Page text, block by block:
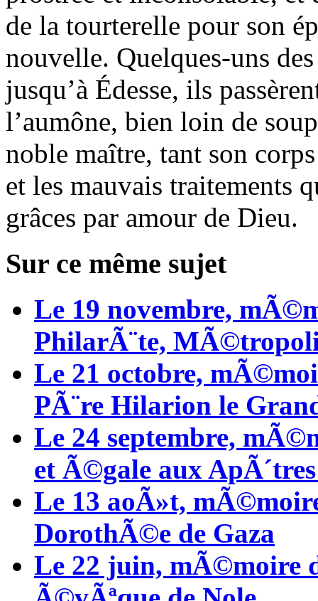
de la tourterelle pour son
nouvelle. Quelques-uns
jusqu’à Édesse, ils
l’aumône, bien loin de
noble maître, tant son
et les mauvais traitements
grâces par amour de Dieu.
Sur ce même sujet
Le 19 novembre,
PhilarÃ¨te,
Le 21 octobre,
PÃ¨re Hilarion le
Le 24 septembre,
et Ã©gale aux
Le 13 aoÃ»t,
DorothÃ©e de Gaza
Le 22 juin, mÃ©moire